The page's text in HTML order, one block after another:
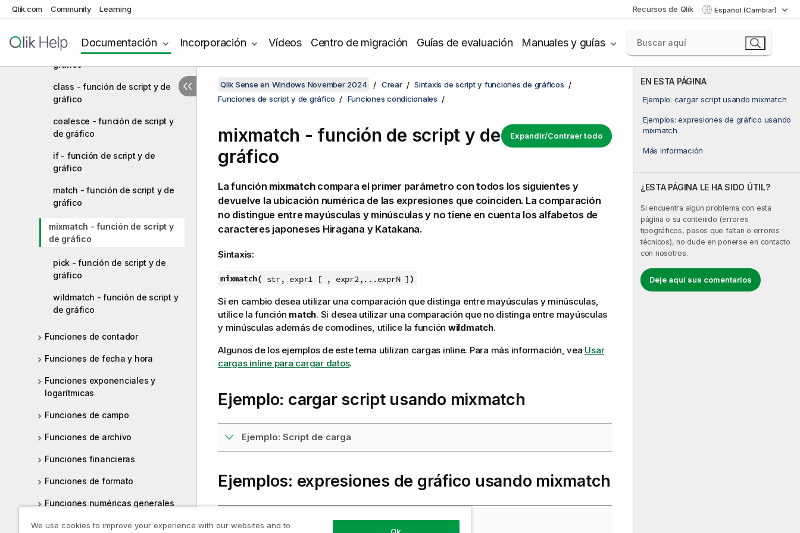
Qlik.com Community Learning Recursos de Qlik Español (Cambiar)
Documentación Incorporación Vídeos Centro de migración Guías de evaluación Manuales y guías
Funciones de color
Funciones condicionales
alt - función de script y de
gráfico
class - función de script y de
gráfico
coalesce - función de script y
de gráfico
if - función de script y de
gráfico
match - función de script y de
gráfico
mixmatch - función de script y
de gráfico
pick - función de script y de
gráfico
wildmatch - función de script y
de gráfico
Funciones de contador
Funciones de fecha y hora
Funciones exponenciales y
logarítmicas
Funciones de campo
Funciones de archivo
Funciones financieras
Funciones de formato
Funciones numéricas generales
Funciones geoespaciales
EN ESTA PÁGINA
Ejemplo: cargar script usando mixmatch
Ejemplos: expresiones de gráfico usando
mixmatch
Más información
¿ESTA PÁGINA LE HA SIDO ÚTIL?
Si encuentra algún problema con esta
página o su contenido (errores
tipográficos, pasos que faltan o errores
técnicos), no dude en ponerse en contacto
con nosotros.
Deje aquí sus comentarios
Qlik Sense en Windows November 2024 Crear
Sintaxis de script y funciones de gráficos
Funciones de script y de gráfico
Funciones condicionales
Expandir/Contraer todo
mixmatch - función de script y de
gráfico
La función mixmatchcompara el primer parámetro con todos los siguientes y
devuelve la ubicación numérica de las expresiones que coinciden. La comparación
no distingue entre mayúsculas y minúsculas y no tiene en cuenta los alfabetos de
caracteres japoneses Hiragana y Katakana.
Sintaxis:
mixmatch( str, expr1 [ , expr2,...exprN ] )
Si en cambio desea utilizar una comparación que distinga entre mayúsculas y minúsculas,
utilice la función match. Si desea utilizar una comparación que no distinga entre mayúsculas
y minúsculas además de comodines, utilice la función wildmatch.
Algunos de los ejemplos de este tema utilizan cargas inline. Para más información, vea Usar
cargas inline para cargar datos.
Ejemplo: cargar script usando mixmatch
Ejemplo: Script de carga
Ejemplos: expresiones de gráfico usando mixmatch
Ejemplos: Expresiones de gráfico
We use cookies to improve your experience with our websites and to